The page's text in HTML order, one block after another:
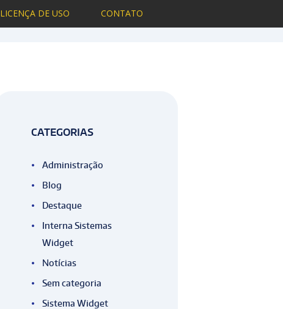
LICENÇA DE USO CONTATO
Material de Construção, temos a solução
CATEGORIAS
Administração
Blog
Destaque
Interna Sistemas
Widget
Notícias
Sem categoria
Sistema Widget